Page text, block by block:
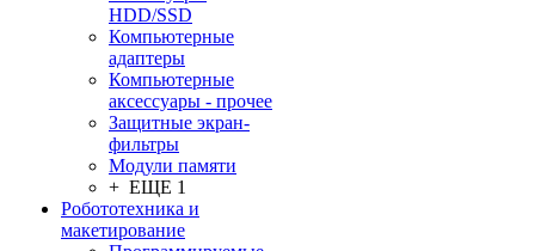
HDD/SSD
Компьютерные
адаптеры
Компьютерные
аксессуары - прочее
Защитные экран-
фильтры
Модули памяти
+ ЕЩЕ 1
Робототехника и
макетирование